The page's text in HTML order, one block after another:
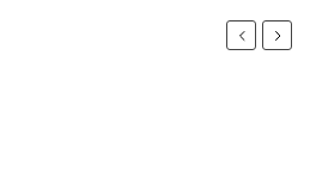
PreviousNext